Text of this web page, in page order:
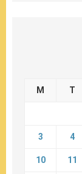
M T
3 4
10 11